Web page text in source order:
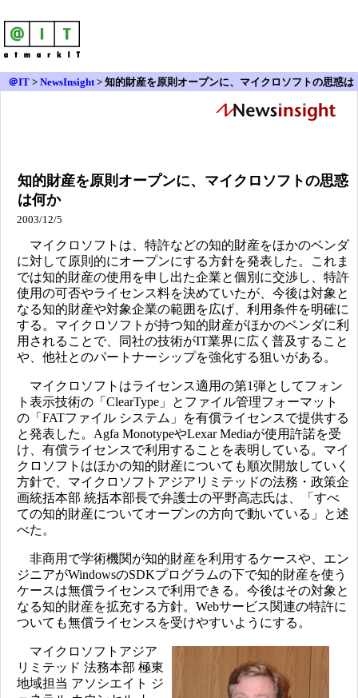
＠IT > NewsInsight> 知的財産を原則オープンに、マイクロソフトの思惑は
知的財産を原則オープンに、マイクロソフトの思惑
は何か
2003/12/5
マイクロソフトは、特許などの知的財産をほかのベンダ
に対して原則的にオープンにする方針を発表した。これま
では知的財産の使用を申し出た企業と個別に交渉し、特許
使用の可否やライセンス料を決めていたが、今後は対象と
なる知的財産や対象企業の範囲を広げ、利用条件を明確に
する。マイクロソフトが持つ知的財産がほかのベンダに利
用されることで、同社の技術がIT業界に広く普及すること
や、他社とのパートナーシップを強化する狙いがある。
マイクロソフトはライセンス適用の第1弾としてフォン
ト表示技術の「ClearType」とファイル管理フォーマット
の「FATファイル システム」を有償ライセンスで提供する
と発表した。Agfa MonotypeやLexar Mediaが使用許諾を受
け、有償ライセンスで利用することを表明している。マイ
クロソフトはほかの知的財産についても順次開放していく
方針で、マイクロソフトアジアリミテッドの法務・政策企
画統括本部 統括本部長で弁護士の平野高志氏は、「すべ
ての知的財産についてオープンの方向で動いている」と述
べた。
非商用で学術機関が知的財産を利用するケースや、エン
ジニアがWindowsのSDKプログラムの下で知的財産を使う
ケースは無償ライセンスで利用できる。今後はその対象と
なる知的財産を拡充する方針。Webサービス関連の特許に
ついても無償ライセンスを受けやすいようにする。
マイクロソフトアジア
リミテッド 法務本部 極東
地域担当 アソシエイト ジ